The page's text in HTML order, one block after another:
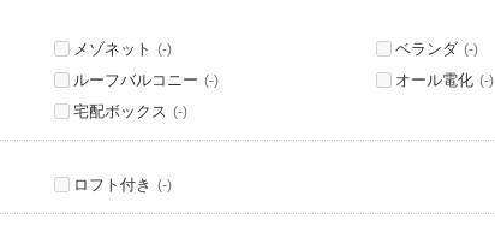
メゾネット (-) ベランダ (-)
ルーフバルコニー (-) オール電化 (-)
宅配ボックス (-)
ロフト付き (-)